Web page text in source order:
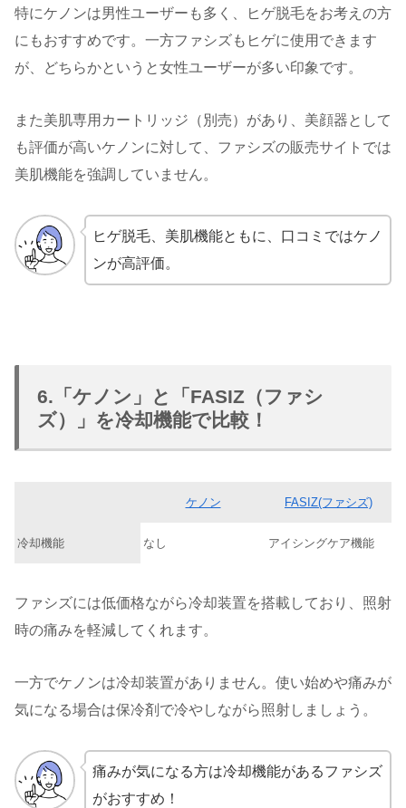
特にケノンは男性ユーザーも多く、ヒゲ脱毛をお考えの方
にもおすすめです。一方ファシズもヒゲに使用できます
が、どちらかというと女性ユーザーが多い印象です。
また美肌専用カートリッジ（別売）があり、美顔器として
も評価が高いケノンに対して、ファシズの販売サイトでは
美肌機能を強調していません。
ヒゲ脱毛、美肌機能ともに、口コミではケノ
ンが高評価。
6.「ケノン」と「FASIZ（ファシ
ズ）」を冷却機能で比較！
ケノン FASIZ(ファシズ)
冷却機能 なし アイシングケア機能
ファシズには低価格ながら冷却装置を搭載しており、照射
時の痛みを軽減してくれます。
一方でケノンは冷却装置がありません。使い始めや痛みが
気になる場合は保冷剤で冷やしながら照射しましょう。
痛みが気になる方は冷却機能があるファシズ
がおすすめ！